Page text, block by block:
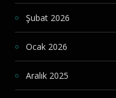
Şubat 2026
Ocak 2026
Aralık 2025